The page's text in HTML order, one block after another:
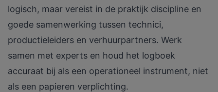
logisch, maar vereist in de praktijk discipline en
goede samenwerking tussen technici,
productieleiders en verhuurpartners. Werk
samen met experts en houd het logboek
accuraat bij als een operationeel instrument, niet
als een papieren verplichting.